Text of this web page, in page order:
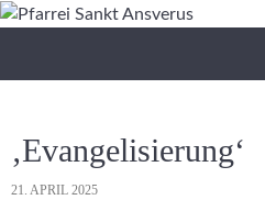
Zum
‚Evangelisierung‘
21. APRIL 2025